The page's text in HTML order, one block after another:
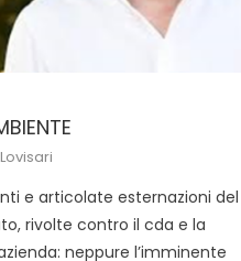
e articolate esternazioni del
rivolte contro il cda e la
neppure l’imminente